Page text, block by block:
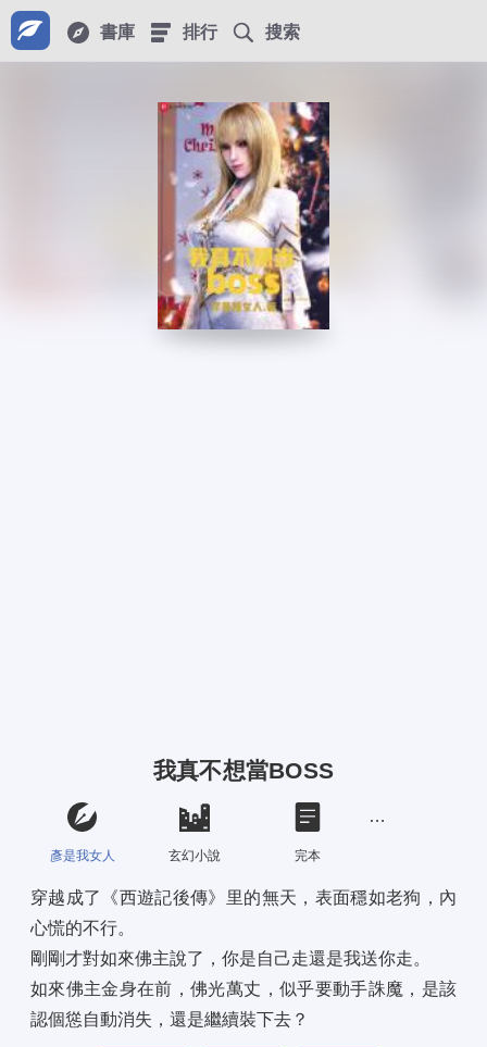
書庫 排行 搜索
我真不想當BOSS
彥是我女人 玄幻小說 完本
穿越成了《西遊記後傳》里的無天，表面穩如老狗，內
心慌的不行。
剛剛才對如來佛主說了，你是自己走還是我送你走。
如來佛主金身在前，佛光萬丈，似乎要動手誅魔，是該
認個慫自動消失，還是繼續裝下去？